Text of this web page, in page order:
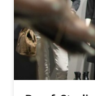
Strasse
Autoverkehr,